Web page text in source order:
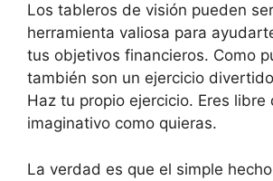
Los tableros de visión pueden
herramienta valiosa para
tus objetivos financieros. Como
también son un ejercicio
Haz tu propio ejercicio. Eres libre
imaginativo como quieras.
La verdad es que el simple